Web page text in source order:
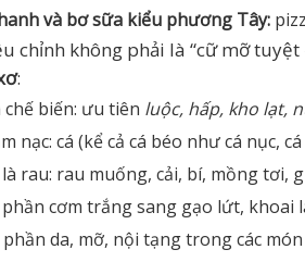
và bơ sữa kiểu phương Tây:
chỉnh không phải là “cữ mỡ
:
biến: ưu tiên luộc, hấp, kho lạt,
nạc: cá (kể cả cá béo như cá
rau: rau muống, cải, bí, mồng tơi,
cơm trắng sang gạo lứt, khoai
phần da, mỡ, nội tạng trong các